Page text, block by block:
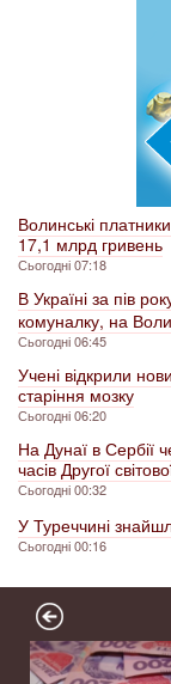
Волинські
17,1 млрд гривень
Сьогодні 07:18
В Україні за пів
комуналку, на
Сьогодні 06:45
Учені відкрили
старіння мозку
Сьогодні 06:20
На Дунаї в Сербії
часів Другої
Сьогодні 00:32
У Туреччині
Сьогодні 00:16